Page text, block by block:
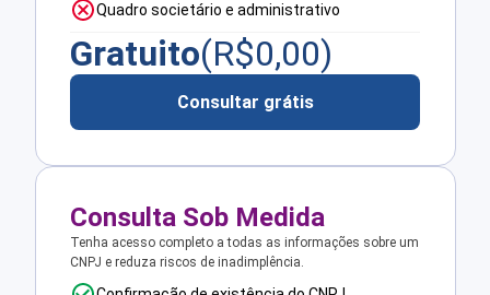
Quadro societário e administrativo
Gratuito(R$0,00)
Consultar grátis
Consulta Sob Medida
Tenha acesso completo a todas as informações sobre um
CNPJ e reduza riscos de inadimplência.